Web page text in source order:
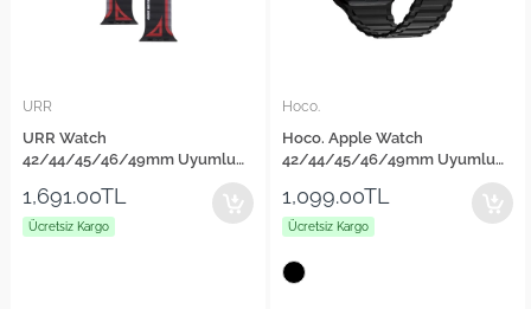
URR
URR Watch
42/44/45/46/49mm Uyumlu
1,691.00TL
Ücretsiz Kargo
Hoco.
Hoco. Apple Watch
42/44/45/46/49mm Uyumlu
1,099.00TL
Ücretsiz Kargo